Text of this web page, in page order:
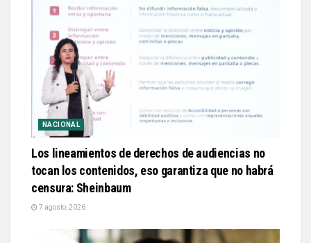
NACIONAL
Los lineamientos de derechos de audiencias no
tocan los contenidos, eso garantiza que no habrá
censura: Sheinbaum
7 agosto, 2026